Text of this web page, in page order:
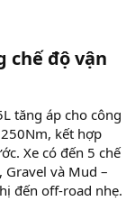
chế độ vận
tăng áp cho công
kết hợp
Xe có đến 5 chế
Gravel và Mud –
đến off-road nhẹ.